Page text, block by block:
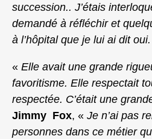
succession.. J’étais
demandé à réfléchir et
à l’hôpital que je lui ai dit
« Elle avait une grande
favoritisme. Elle respectait
respectée. C’était une
Jimmy Fox, « Je n’ai pas
personnes dans ce métier